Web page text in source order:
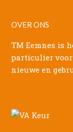
OVER ONS
TM Eemnes is
particulier voor
nieuwe en